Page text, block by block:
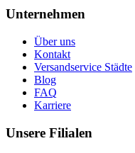
Unternehmen
Über uns
Kontakt
Versandservice Städte
Blog
FAQ
Karriere
Unsere Filialen